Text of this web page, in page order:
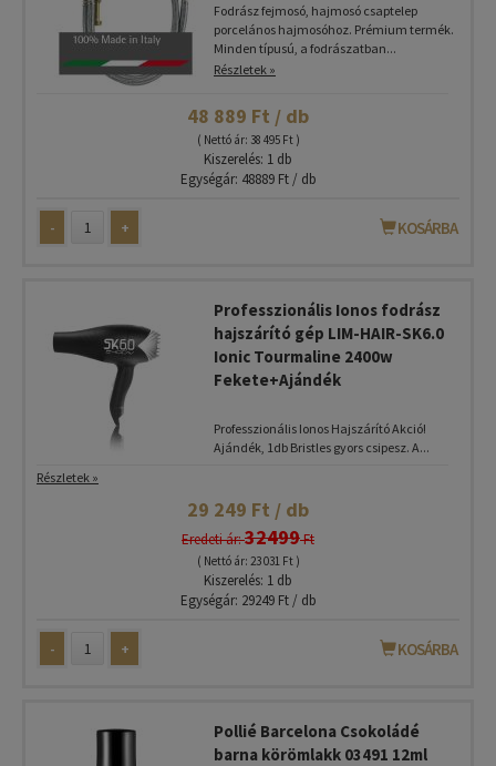
Fodrász fejmosó, hajmosó csaptelep
porcelános hajmosóhoz. Prémium termék.
Minden típusú, a fodrászatban...
Részletek »
48 889 Ft / db
( Nettó ár: 38 495 Ft )
Kiszerelés: 1 db
Egységár: 48889 Ft / db
- + KOSÁRBA
Professzionális Ionos fodrász
hajszárító gép LIM-HAIR-SK6.0
Ionic Tourmaline 2400w
Fekete+Ajándék
Professzionális Ionos Hajszárító Akció!
Ajándék, 1db Bristles gyors csipesz. A...
Részletek »
29 249 Ft / db
Eredeti ár:32499Ft
( Nettó ár: 23 031 Ft )
Kiszerelés: 1 db
Egységár: 29249 Ft / db
- + KOSÁRBA
Pollié Barcelona Csokoládé
barna körömlakk 03491 12ml